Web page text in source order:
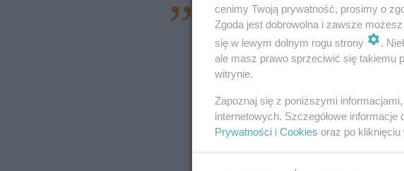
Smutny i coraz częstszy
quady, motory i auta offroadowe.
hiperkonsumpcjonizmu,
adrenaliną współczesnych
Nadleśnictwa Baligród.
cenimy Twoją prywatność, prosimy o
Zgoda jest dobrowolna i zawsze
się w lewym dolnym rogu strony
.
ale masz prawo sprzeciwić się takiemu
witrynie.
Zapoznaj się z poniższymi
internetowych. Szczegółowe
Prywatności i Cookies oraz po kliknięciu